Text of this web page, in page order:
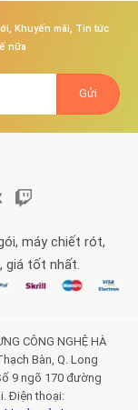
Khuyến mãi, Tin tức
nữa
máy chiết rót,
giá tốt nhất.
CÔNG NGHỆ HÀ
Bàn, Q. Long
9 ngõ 170 đường
Điện thoại: